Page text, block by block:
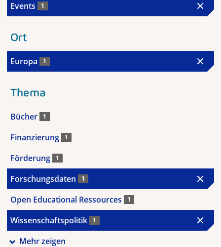
Events 1
Ort
Europa 1
Thema
Bücher 1
Finanzierung 1
Förderung 1
Forschungsdaten 1
Open Educational Ressources 1
Wissenschaftspolitik 1
Mehr zeigen